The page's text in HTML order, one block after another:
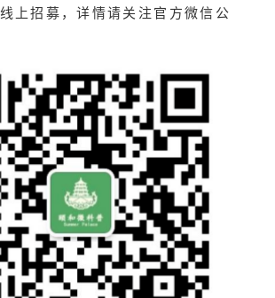
线上招募，详情请关注官方微信公